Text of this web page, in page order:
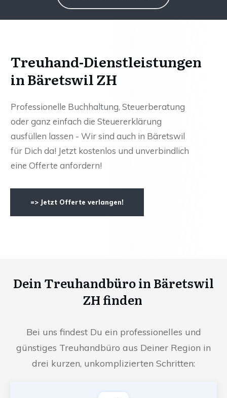
Treuhand-Dienstleistungen
in Bäretswil ZH
Professionelle Buchhaltung, Steuerberatung
oder ganz einfach die Steuererklärung
ausfüllen lassen - Wir sind auch in Bäretswil
für Dich da! Jetzt kostenlos und unverbindlich
eine Offerte anfordern!
=> Jetzt Offerte verlangen!
Dein Treuhandbüro in Bäretswil
ZH finden
Bei uns findest Du ein professionelles und
günstiges Treuhandbüro aus Deiner Region in
drei kurzen, unkomplizierten Schritten: